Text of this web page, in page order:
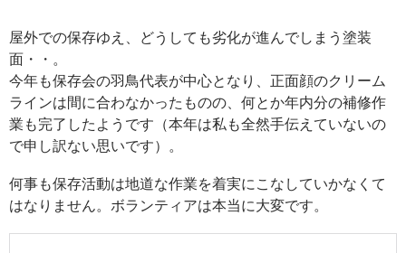
屋外での保存ゆえ、どうしても劣化が進んでしまう塗装
面・・。
今年も保存会の羽鳥代表が中心となり、正面顔のクリーム
ラインは間に合わなかったものの、何とか年内分の補修作
業も完了したようです（本年は私も全然手伝えていないの
で申し訳ない思いです）。
何事も保存活動は地道な作業を着実にこなしていかなくて
はなりません。ボランティアは本当に大変です。